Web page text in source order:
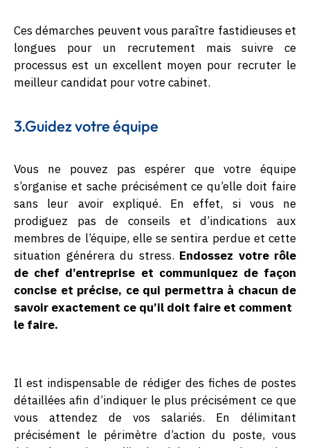
Ces démarches peuvent vous paraître fastidieuses et
longues pour un recrutement mais suivre ce
processus est un excellent moyen pour recruter le
meilleur candidat pour votre cabinet.
3.Guidez votre équipe
Vous ne pouvez pas espérer que votre équipe
s’organise et sache précisément ce qu’elle doit faire
sans leur avoir expliqué. En effet, si vous ne
prodiguez pas de conseils et d’indications aux
membres de l’équipe, elle se sentira perdue et cette
situation générera du stress. Endossez votre rôle
de chef d’entreprise et communiquez de façon
concise et précise, ce qui permettra à chacun de
savoir exactement ce qu’il doit faire et comment
le faire.
Il est indispensable de rédiger des fiches de postes
détaillées afin d’indiquer le plus précisément ce que
vous attendez de vos salariés. En délimitant
précisément le périmètre d’action du poste, vous